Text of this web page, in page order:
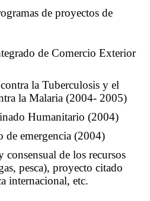
de proyectos de
de Comercio Exterior
la Tuberculosis y el
la Malaria (2004- 2005)
Humanitario (2004)
de emergencia (2004)
consensual de los recursos
pesca), proyecto citado
internacional, etc.